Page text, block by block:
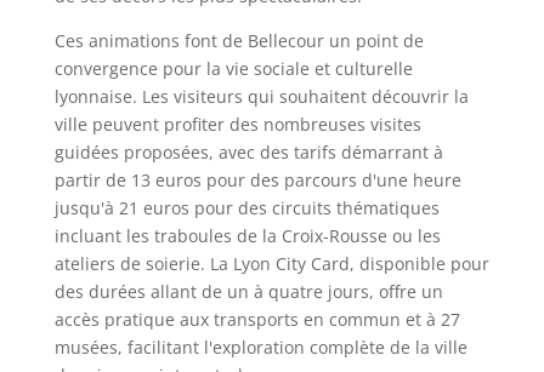
Ces animations font de Bellecour un point de
convergence pour la vie sociale et culturelle
lyonnaise. Les visiteurs qui souhaitent découvrir la
ville peuvent profiter des nombreuses visites
guidées proposées, avec des tarifs démarrant à
partir de 13 euros pour des parcours d'une heure
jusqu'à 21 euros pour des circuits thématiques
incluant les traboules de la Croix-Rousse ou les
ateliers de soierie. La Lyon City Card, disponible pour
des durées allant de un à quatre jours, offre un
accès pratique aux transports en commun et à 27
musées, facilitant l'exploration complète de la ville